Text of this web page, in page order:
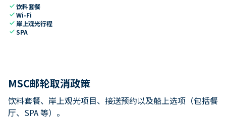
check饮料套餐
checkWi-Fi
check 岸上观光行程
checkSPA
MSC邮轮取消政策
饮料套餐、岸上观光项目、接送预约以及船上选项（包括餐
厅、SPA 等）。